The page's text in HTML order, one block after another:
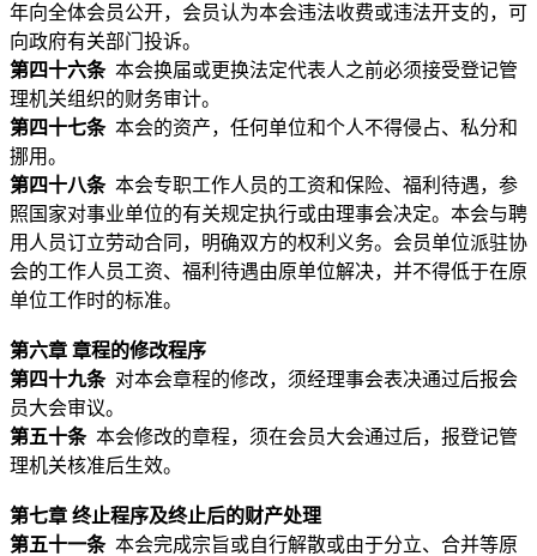
年向全体会员公开，会员认为本会违法收费或违法开支的，可
向政府有关部门投诉。
第四十六条本会换届或更换法定代表人之前必须接受登记管
理机关组织的财务审计。
第四十七条本会的资产，任何单位和个人不得侵占、私分和
挪用。
第四十八条本会专职工作人员的工资和保险、福利待遇，参
照国家对事业单位的有关规定执行或由理事会决定。本会与聘
用人员订立劳动合同，明确双方的权利义务。会员单位派驻协
会的工作人员工资、福利待遇由原单位解决，并不得低于在原
单位工作时的标准。
第六章 章程的修改程序
第四十九条对本会章程的修改，须经理事会表决通过后报会
员大会审议。
第五十条本会修改的章程，须在会员大会通过后，报登记管
理机关核准后生效。
第七章 终止程序及终止后的财产处理
第五十一条 本会完成宗旨或自行解散或由于分立、合并等原